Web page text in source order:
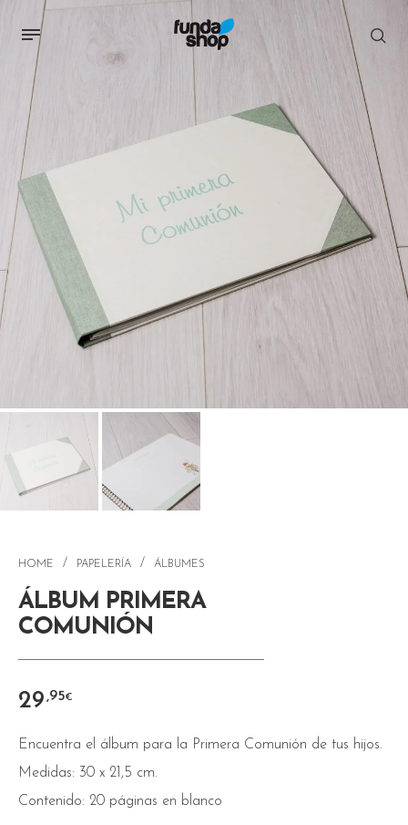
HOME / PAPELERÍA / ÁLBUMES
ÁLBUM PRIMERA
COMUNIÓN
29 ,95€
Encuentra el álbum para la Primera Comunión de tus hijos.
Medidas: 30 x 21,5 cm.
Contenido: 20 páginas en blanco